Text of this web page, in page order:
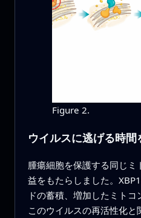
Figure 2.
ウイルスに逃げる時間
腫瘍細胞を保護する同じミ
益をもたらしました。
ドの蓄積、増加したミト
このウイルスの再活性化